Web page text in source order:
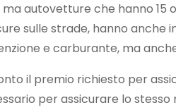
autovetture che hanno 15
sulle strade, hanno anche
e carburante, ma anche
il premio richiesto per
per assicurare lo stesso